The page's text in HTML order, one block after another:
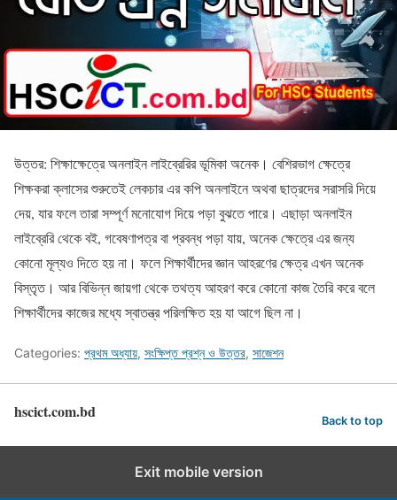
উত্তর: শিক্ষাক্ষেত্রে অনলাইন লাইব্রেরির ভূমিকা অনেক। বেশিরভাগ ক্ষেত্রে
শিক্ষকরা ক্লাসের শুরুতেই লেকচার এর কপি অনলাইনে অথবা ছাত্রদের সরাসরি দিয়ে
দেয়, যার ফলে তারা সম্পূর্ণ মনোযোগ দিয়ে পড়া বুঝতে পারে। এছাড়া অনলাইন
লাইব্রেরি থেকে বই, গবেষণাপত্র বা প্রবন্ধ পড়া যায়, অনেক ক্ষেত্রে এর জন্য
কোনো মূল্যও দিতে হয় না। ফলে শিক্ষার্থীদের জ্ঞান আহরণের ক্ষেত্র এখন অনেক
বিস্তৃত। আর বিভিন্ন জায়গা থেকে তথত্য আহরণ করে কোনো কাজ তৈরি করে বলে
শিক্ষার্থীদের কাজের মধ্যে স্বাতন্ত্র পরিলক্ষিত হয় যা আগে ছিল না।
Categories: প্রথম অধ্যায়, সংক্ষিপ্ত প্রশ্ন ও উত্তর, সাজেশন
hscict.com.bd Back to top
Exit mobile version